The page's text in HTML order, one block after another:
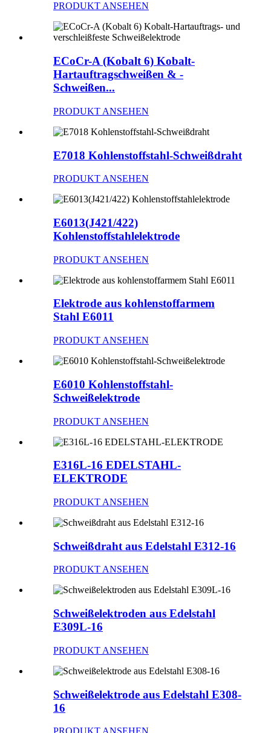
PRODUKT ANSEHEN
ECoCr-A (Kobalt 6) Kobalt-
Hartauftragschweißen & -
Schweißen...
PRODUKT ANSEHEN
E7018 Kohlenstoffstahl-Schweißdraht
PRODUKT ANSEHEN
E6013(J421/422)
Kohlenstoffstahlelektrode
PRODUKT ANSEHEN
Elektrode aus kohlenstoffarmem
Stahl E6011
PRODUKT ANSEHEN
E6010 Kohlenstoffstahl-
Schweißelektrode
PRODUKT ANSEHEN
E316L-16 EDELSTAHL-
ELEKTRODE
PRODUKT ANSEHEN
Schweißdraht aus Edelstahl E312-16
PRODUKT ANSEHEN
Schweißelektroden aus Edelstahl
E309L-16
PRODUKT ANSEHEN
Schweißelektrode aus Edelstahl E308-
16